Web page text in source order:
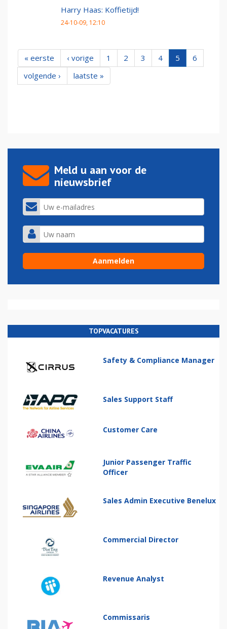
Harry Haas: Koffietijd!
24-10-09, 12:10
« eerste ‹ vorige 1 2 3 4 5
6
volgende ›
laatste »
Meld u aan voor de
nieuwsbrief
TOPVACATURES
Safety & Compliance Manager
Sales Support Staff
Customer Care
Junior Passenger Traffic
Officer
Sales Admin Executive Benelux
Commercial Director
Revenue Analyst
Commissaris